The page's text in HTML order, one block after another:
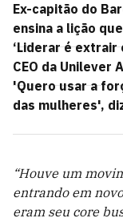
Ex-capitão do
ensina a lição
‘Liderar é extrair
CEO da Unilever
'Quero usar a
das mulheres',
“Houve um
entrando em
eram seu core